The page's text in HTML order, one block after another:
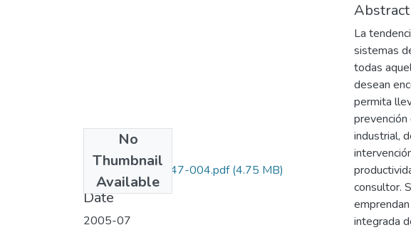
No
Thumbnail
Available
6514-08-16247-004.pdf(4.75 MB)
Date
2005-07
Abstract
La
sistemas
todas
desean
permita
industrial,
consultor.
integrada